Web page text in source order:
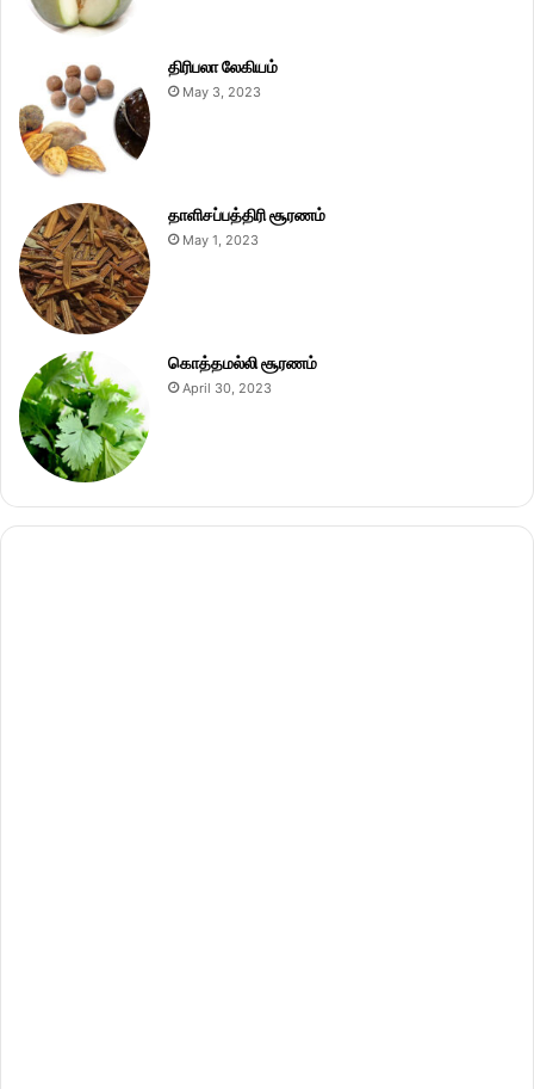
திரிபலா லேகியம்
May 3, 2023
தாளிசப்பத்திரி சூரணம்
May 1, 2023
கொத்தமல்லி சூரணம்
April 30, 2023